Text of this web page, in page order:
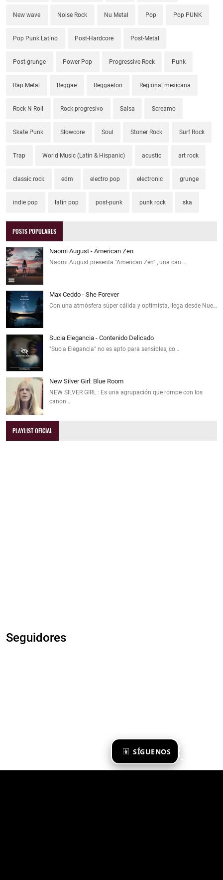
SÍGUENOS
New wave Noise Rock Nu Metal Pop Pop PUNK
Pop Punk Latino Post-Hardcore Post-Metal
Post-grunge Power Pop Progressive Rock Punk
Rap Metal Reggae Reggaeton Regional mexicana
Rock N Roll Rock progresivo Salsa Screamo
Skate Punk Slowcore Soul Stoner Rock Surf Rock
Trap World Music (Latin & Hispanic) acustic art rock
classic rock edm electro pop electronic grunge
indie pop latin pop post-punk punk rock ska
POSTS POPULARES
Naomi August - American Zen
Naomi August presenta "American Zen" , una can…
Max Ceddo - She Forever
Con una atmósfera súper cálida y optimista, llega desde Nue…
Sucia Elegancia - Contenido Delicado
"Sucia Elegancia" no es apto para sensibles, co…
New Silver Girl: Blue Room
NEW SILVER GIRL : Es una agrupación que rompe con los
canon…
PLAYLIST OFICIAL
Seguidores